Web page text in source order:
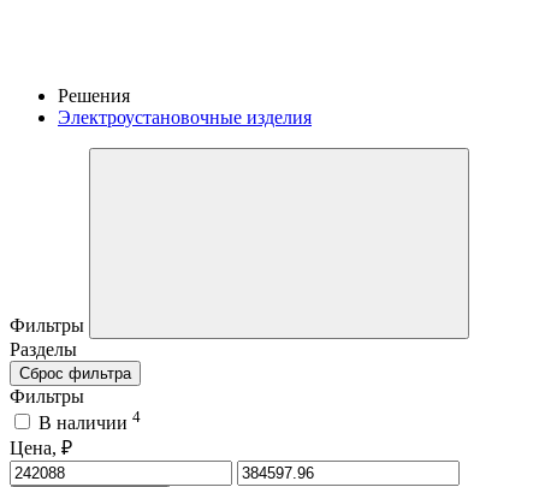
Решения
Электроустановочные изделия
Фильтры
Разделы
Сброс фильтра
Фильтры
В наличии 4
Цена, ₽